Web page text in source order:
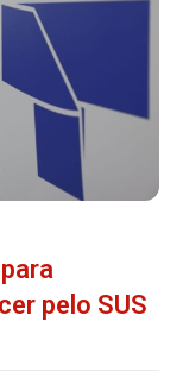
pelo SUS